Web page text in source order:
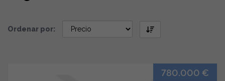
Ordenar por:
780.000 €